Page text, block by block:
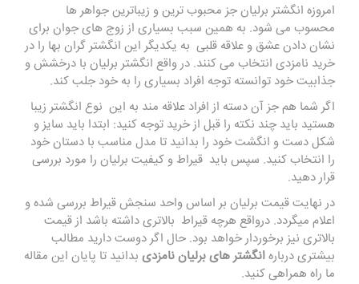
امروزه انگشتر برلیان جز محبوب ترین و زیباترین جواهر ها
محسوب می شود. به همین سبب بسیاری از زوج های جوان برای
نشان دادن عشق و علاقه قلبی به یکدیگر این انگشتر گران بها را در
خرید نامزدی انتخاب می‌ کنند. در واقع انگشتر برلیان با درخشش و
جذابیت خود توانسته توجه افراد بسیاری را به خود جلب کند.
اگر شما هم جز آن دسته از افراد علاقه مند به این نوع انگشتر زیبا
هستید باید چند نکته را قبل از خرید توجه کنید: ابتدا باید سایز و
شکل دست و انگشت خود را بدانید تا مدل مناسب با دستان خود
را انتخاب کنید. سپس باید قیراط و کیفیت برلیان را مورد بررسی
قرار دهید.
در نهایتقیمت برلیان بر اساس واحد سنجش قیراط بررسی شده و
اعلام میگردد. درواقع هرچه قیراط بالاتری داشته باشد از قیمت
بالاتری نیز برخوردار خواهد بود. حال اگر دوست دارید مطالب
بیشتری دربارهانگشتر های برلیان نامزدی بدانید تا پایان این مقاله
ما راه همراهی کنید.